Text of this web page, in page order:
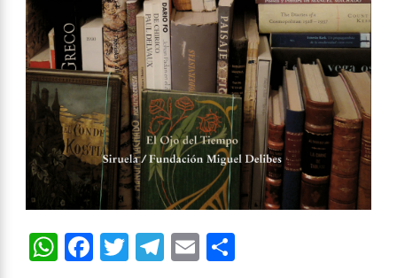
WhatsApp
Facebook
Twitter
Telegram
Email